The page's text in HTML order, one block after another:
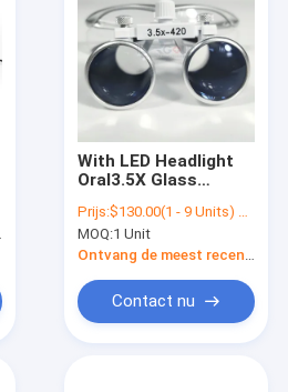
With LED Headlight
Oral3.5X Glass
Surgical Loupes With
LED Headlamp For
Dental and ENT
Prijs:$130.00(1 - 9 Units) $110.00(>=10 Units)
MOQ:1 Unit
Ontvang de meest recente Prijs
Contact nu